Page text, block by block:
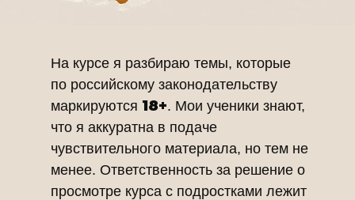
На курсе я разбираю темы, которые
по российскому законодательству
маркируются 18+. Мои ученики знают,
что я аккуратна в подаче
чувствительного материала, но тем не
менее. Ответственность за решение о
просмотре курса с подростками лежит